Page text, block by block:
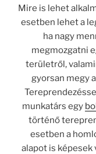
Mire is lehet
esetben lehet a
ha nagy
megmozgatni
területről,
gyorsan megy a
munkatárs egy
történő
esetben a
alapot is képesek